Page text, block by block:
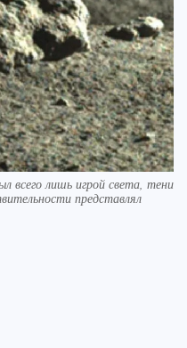
всего лишь игрой света, тени
представлял